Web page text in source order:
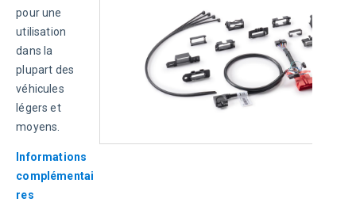
pour une
utilisation
dans la
plupart des
véhicules
légers et
moyens.
Informations
complémentai
res